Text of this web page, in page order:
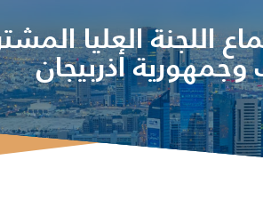
اللجنة العليا
وجمهورية أذربيجان